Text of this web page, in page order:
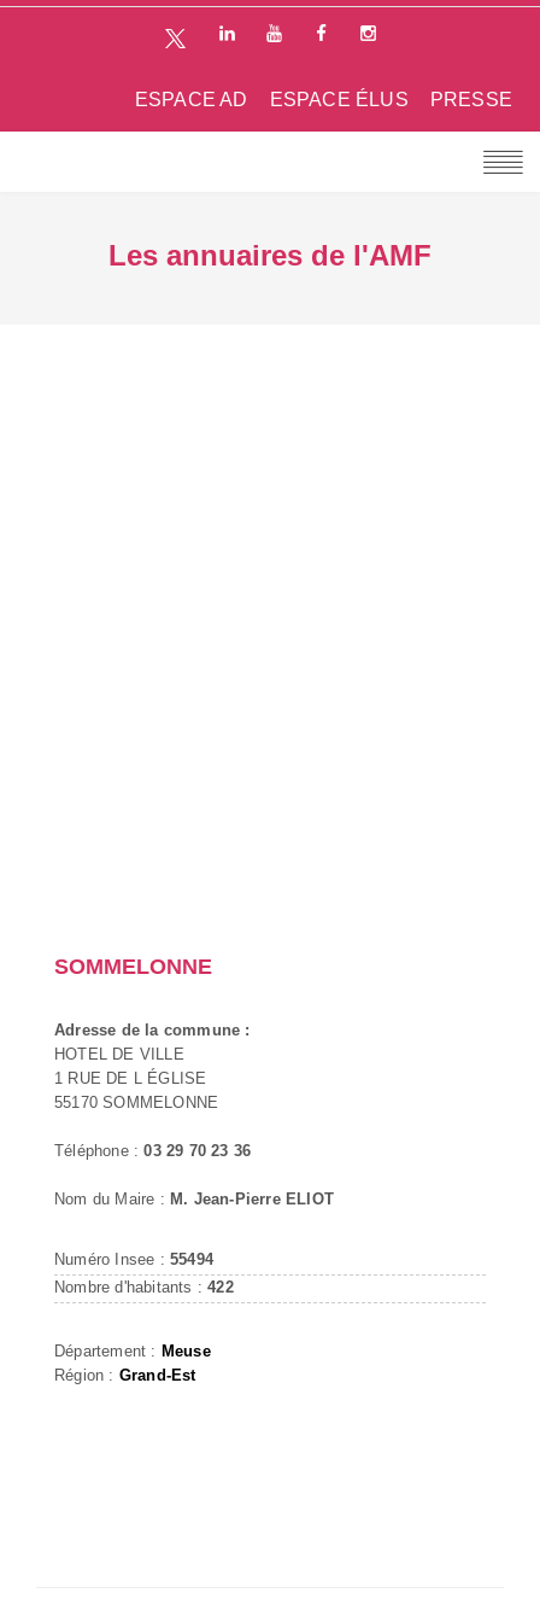
PRESSE
ESPACE ÉLUS
ESPACE AD
Les annuaires de l'AMF
SOMMELONNE
Adresse de la commune :
HOTEL DE VILLE
1 RUE DE L ÉGLISE
55170 SOMMELONNE
Téléphone :03 29 70 23 36
Nom du Maire : M. Jean-Pierre ELIOT
Numéro Insee : 55494
Nombre d'habitants :422
Département : Meuse
Région : Grand-Est